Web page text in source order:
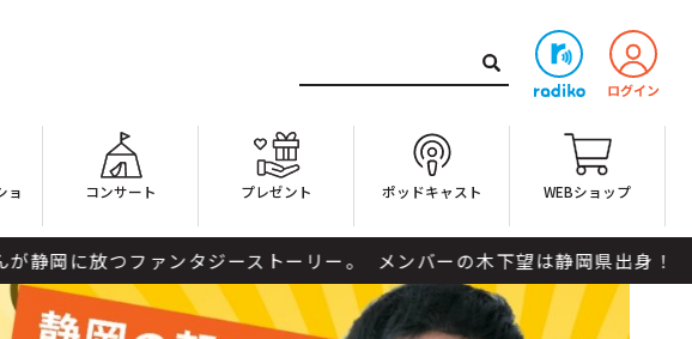
ョ
コンサート プレゼント ポッドキャスト WEBショップ
ァンタジーストーリー。 メンバーの木下望は静岡県出身！